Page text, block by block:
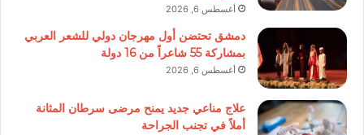
أغسطس 6, 2026
دمشق تحتضن أول مهرجان دولي للشعر العربي
بمشاركة 55 شاعراً من 16 دولة
أغسطس 6, 2026
علاج مناعي جديد يمنح مرضى سرطان المثانة
أملاً في تجنب الجراحة